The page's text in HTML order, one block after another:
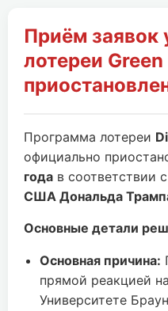
Приём заявок
лотереи
Программа лотереи
официально
года в соответствии
США Дональда
Основные детали
Основная причина:
прямой реакцией
Университете